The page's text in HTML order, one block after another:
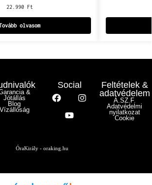
22.990 Ft
olvasom
&
Jótállás
Blog
Vízállóság
Social
Feltételek &
adatvédelem
Á.SZ.F.
Adatvédelmi
nyilatkozat
Cookie
ÓraKirály - oraking.hu